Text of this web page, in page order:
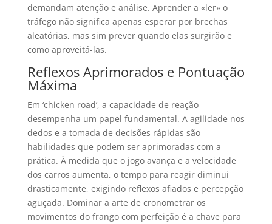
demandam atenção e análise. Aprender a «ler» o
tráfego não significa apenas esperar por brechas
aleatórias, mas sim prever quando elas surgirão e
como aproveitá-las.
Reflexos Aprimorados e Pontuação
Máxima
Em ‘chicken road’, a capacidade de reação
desempenha um papel fundamental. A agilidade nos
dedos e a tomada de decisões rápidas são
habilidades que podem ser aprimoradas com a
prática. À medida que o jogo avança e a velocidade
dos carros aumenta, o tempo para reagir diminui
drasticamente, exigindo reflexos afiados e percepção
aguçada. Dominar a arte de cronometrar os
movimentos do frango com perfeição é a chave para